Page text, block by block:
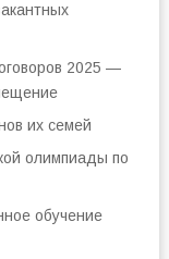
2025 —
их семей
олимпиады по
обучение